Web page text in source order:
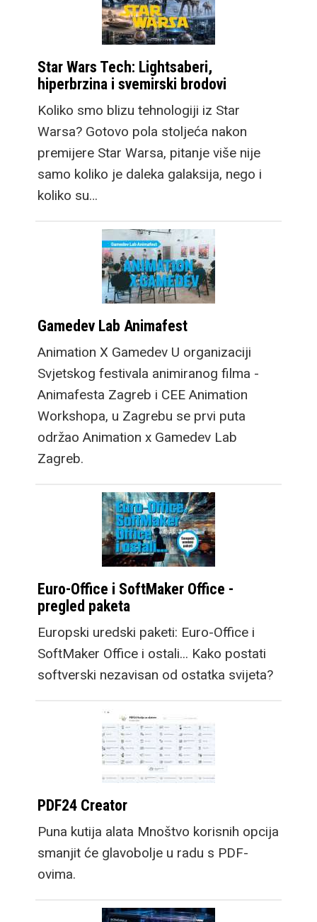
Star Wars Tech: Lightsaberi,
hiperbrzina i svemirski brodovi
Koliko smo blizu tehnologiji iz Star
Warsa? Gotovo pola stoljeća nakon
premijere Star Warsa, pitanje više nije
samo koliko je daleka galaksija, nego i
koliko su…
Gamedev Lab Animafest
Animation X Gamedev U organizaciji
Svjetskog festivala animiranog filma -
Animafesta Zagreb i CEE Animation
Workshopa, u Zagrebu se prvi puta
održao Animation x Gamedev Lab
Zagreb.
Euro-Office i SoftMaker Office -
pregled paketa
Europski uredski paketi: Euro-Office i
SoftMaker Office i ostali... Kako postati
softverski nezavisan od ostatka svijeta?
PDF24 Creator
Puna kutija alata Mnoštvo korisnih opcija
smanjit će glavobolje u radu s PDF-
ovima.